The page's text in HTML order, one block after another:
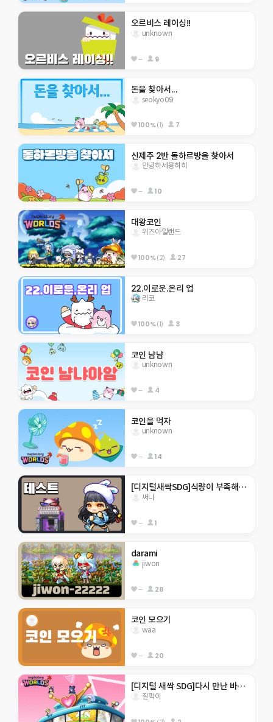
오르비스 레이싱!!
unknown
-- 9
돈을 찾아서...
seokyo09
100%(1) 7
신제주 2반 돌하르방을 찾아서
안녕하세용히히
-- 10
대왕코인
위즈아일랜드
100%(2) 27
22.이로운.온리 업
리코
100%(1) 3
코인 냠냠
unknown
-- 4
코인을 먹자
unknown
-- 14
[디지털새싹SDG]식량이 부족해! 금호초
써니
-- 1
darami
jiwon
-- 28
코인 모으기
waa
-- 20
[디지털 새싹 SDG]다시 만난 바다(행현초 6-2)
질퍽이